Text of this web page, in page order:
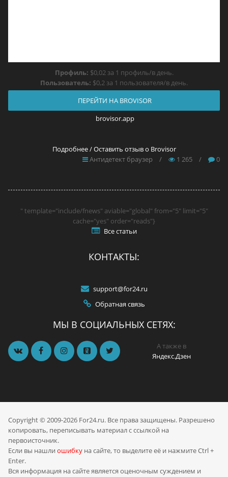
Профиль: $0,02 за 1 профиль/в день.
Пользователь: $0,2 за 1 пользователя/в день.
ПЕРЕЙТИ НА BROVISOR
brovisor.app
Подробнее / Оставить отзыв о Brovisor
Антидетект браузер
/ 1 265 / 0
" template="include/fnews" aviable="global" from="5" limit="5"
cache="yes" order="reads"}
Все статьи
КОНТАКТЫ:
support@for24.ru
Обратная связь
МЫ В СОЦИАЛЬНЫХ СЕТЯХ:
А также в
Яндекс.Дзен
Copyright © 2009-2026 For24.ru. Все права защищены. Разрешено
копировать, переписывать материал с ссылкой на
первоисточник.
Если вы нашли ошибкуна сайте, то выделите её и нажмите Ctrl +
Enter.
Вся информация на сайте является оценочным суждением и